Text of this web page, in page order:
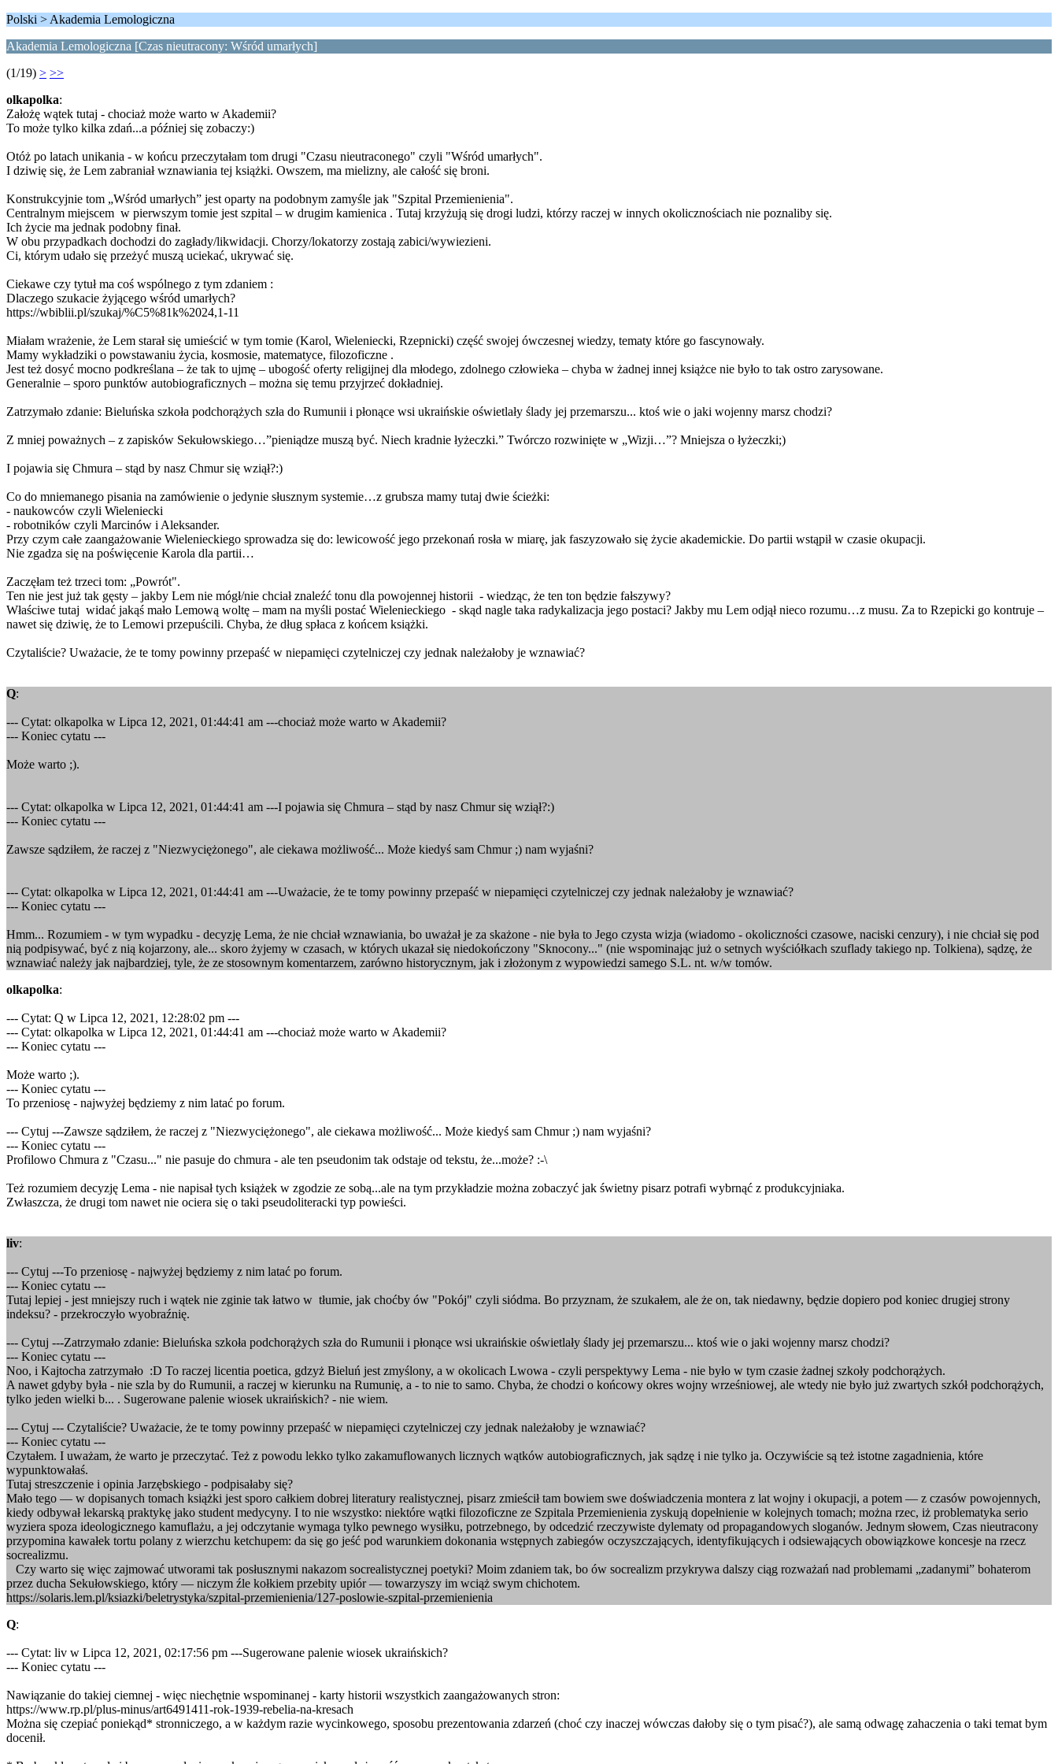
Polski > Akademia Lemologiczna
Akademia Lemologiczna [Czas nieutracony: Wśród umarłych]
(1/19) > >>
olkapolka:
Założę wątek tutaj - chociaż może warto w Akademii?
To może tylko kilka zdań...a później się zobaczy:)
Otóż po latach unikania - w końcu przeczytałam tom drugi "Czasu nieutraconego" czyli "Wśród umarłych".
I dziwię się, że Lem zabraniał wznawiania tej książki. Owszem, ma mielizny, ale całość się broni.
Konstrukcyjnie tom „Wśród umarłych” jest oparty na podobnym zamyśle jak "Szpital Przemienienia".
Centralnym miejscem w pierwszym tomie jest szpital – w drugim kamienica . Tutaj krzyżują się drogi ludzi, którzy raczej w innych okolicznościach nie poznaliby się.
Ich życie ma jednak podobny finał.
W obu przypadkach dochodzi do zagłady/likwidacji. Chorzy/lokatorzy zostają zabici/wywiezieni.
Ci, którym udało się przeżyć muszą uciekać, ukrywać się.
Ciekawe czy tytuł ma coś wspólnego z tym zdaniem :
Dlaczego szukacie żyjącego wśród umarłych?
https://wbiblii.pl/szukaj/%C5%81k%2024,1-11
Miałam wrażenie, że Lem starał się umieścić w tym tomie (Karol, Wieleniecki, Rzepnicki) część swojej ówczesnej wiedzy, tematy które go fascynowały.
Mamy wykładziki o powstawaniu życia, kosmosie, matematyce, filozoficzne .
Jest też dosyć mocno podkreślana – że tak to ujmę – ubogość oferty religijnej dla młodego, zdolnego człowieka – chyba w żadnej innej książce nie było to tak ostro zarysowane.
Generalnie – sporo punktów autobiograficznych – można się temu przyjrzeć dokładniej.
Zatrzymało zdanie: Bieluńska szkoła podchorążych szła do Rumunii i płonące wsi ukraińskie oświetlały ślady jej przemarszu... ktoś wie o jaki wojenny marsz chodzi?
Z mniej poważnych – z zapisków Sekułowskiego…”pieniądze muszą być. Niech kradnie łyżeczki.” Twórczo rozwinięte w „Wizji…”? Mniejsza o łyżeczki;)
I pojawia się Chmura – stąd by nasz Chmur się wziął?:)
Co do mniemanego pisania na zamówienie o jedynie słusznym systemie…z grubsza mamy tutaj dwie ścieżki:
- naukowców czyli Wieleniecki
- robotników czyli Marcinów i Aleksander.
Przy czym całe zaangażowanie Wielenieckiego sprowadza się do: lewicowość jego przekonań rosła w miarę, jak faszyzowało się życie akademickie. Do partii wstąpił w czasie okupacji.
Nie zgadza się na poświęcenie Karola dla partii…
Zaczęłam też trzeci tom: „Powrót".
Ten nie jest już tak gęsty – jakby Lem nie mógł/nie chciał znaleźć tonu dla powojennej historii - wiedząc, że ten ton będzie fałszywy?
Właściwe tutaj widać jakąś mało Lemową woltę – mam na myśli postać Wielenieckiego - skąd nagle taka radykalizacja jego postaci? Jakby mu Lem odjął nieco rozumu…z musu. Za to Rzepicki go kontruje –
nawet się dziwię, że to Lemowi przepuścili. Chyba, że dług spłaca z końcem książki.
Czytaliście? Uważacie, że te tomy powinny przepaść w niepamięci czytelniczej czy jednak należałoby je wznawiać?
Q:
--- Cytat: olkapolka w Lipca 12, 2021, 01:44:41 am ---chociaż może warto w Akademii?
--- Koniec cytatu ---
Może warto ;).
--- Cytat: olkapolka w Lipca 12, 2021, 01:44:41 am ---I pojawia się Chmura – stąd by nasz Chmur się wziął?:)
--- Koniec cytatu ---
Zawsze sądziłem, że raczej z "Niezwyciężonego", ale ciekawa możliwość... Może kiedyś sam Chmur ;) nam wyjaśni?
--- Cytat: olkapolka w Lipca 12, 2021, 01:44:41 am ---Uważacie, że te tomy powinny przepaść w niepamięci czytelniczej czy jednak należałoby je wznawiać?
--- Koniec cytatu ---
Hmm... Rozumiem - w tym wypadku - decyzję Lema, że nie chciał wznawiania, bo uważał je za skażone - nie była to Jego czysta wizja (wiadomo - okoliczności czasowe, naciski cenzury), i nie chciał się pod
nią podpisywać, być z nią kojarzony, ale... skoro żyjemy w czasach, w których ukazał się niedokończony "Sknocony..." (nie wspominając już o setnych wyściółkach szuflady takiego np. Tolkiena), sądzę, że
wznawiać należy jak najbardziej, tyle, że ze stosownym komentarzem, zarówno historycznym, jak i złożonym z wypowiedzi samego S.L. nt. w/w tomów.
olkapolka:
--- Cytat: Q w Lipca 12, 2021, 12:28:02 pm ---
--- Cytat: olkapolka w Lipca 12, 2021, 01:44:41 am ---chociaż może warto w Akademii?
--- Koniec cytatu ---
Może warto ;).
--- Koniec cytatu ---
To przeniosę - najwyżej będziemy z nim latać po forum.
--- Cytuj ---Zawsze sądziłem, że raczej z "Niezwyciężonego", ale ciekawa możliwość... Może kiedyś sam Chmur ;) nam wyjaśni?
--- Koniec cytatu ---
Profilowo Chmura z "Czasu..." nie pasuje do chmura - ale ten pseudonim tak odstaje od tekstu, że...może? :-\
Też rozumiem decyzję Lema - nie napisał tych książek w zgodzie ze sobą...ale na tym przykładzie można zobaczyć jak świetny pisarz potrafi wybrnąć z produkcyjniaka.
Zwłaszcza, że drugi tom nawet nie ociera się o taki pseudoliteracki typ powieści.
liv:
--- Cytuj ---To przeniosę - najwyżej będziemy z nim latać po forum.
--- Koniec cytatu ---
Tutaj lepiej - jest mniejszy ruch i wątek nie zginie tak łatwo w tłumie, jak choćby ów "Pokój" czyli siódma. Bo przyznam, że szukałem, ale że on, tak niedawny, będzie dopiero pod koniec drugiej strony
indeksu? - przekroczyło wyobraźnię.
--- Cytuj ---Zatrzymało zdanie: Bieluńska szkoła podchorążych szła do Rumunii i płonące wsi ukraińskie oświetlały ślady jej przemarszu... ktoś wie o jaki wojenny marsz chodzi?
--- Koniec cytatu ---
Noo, i Kajtocha zatrzymało :D To raczej licentia poetica, gdzyż Bieluń jest zmyślony, a w okolicach Lwowa - czyli perspektywy Lema - nie było w tym czasie żadnej szkoły podchorążych.
A nawet gdyby była - nie szla by do Rumunii, a raczej w kierunku na Rumunię, a - to nie to samo. Chyba, że chodzi o końcowy okres wojny wrześniowej, ale wtedy nie było już zwartych szkół podchorążych,
tylko jeden wielki b... . Sugerowane palenie wiosek ukraińskich? - nie wiem.
--- Cytuj --- Czytaliście? Uważacie, że te tomy powinny przepaść w niepamięci czytelniczej czy jednak należałoby je wznawiać?
--- Koniec cytatu ---
Czytałem. I uważam, że warto je przeczytać. Też z powodu lekko tylko zakamuflowanych licznych wątków autobiograficznych, jak sądzę i nie tylko ja. Oczywiście są też istotne zagadnienia, które
wypunktowałaś.
Tutaj streszczenie i opinia Jarzębskiego - podpisałaby się?
Mało tego — w dopisanych tomach książki jest sporo całkiem dobrej literatury realistycznej, pisarz zmieścił tam bowiem swe doświadczenia montera z lat wojny i okupacji, a potem — z czasów powojennych,
kiedy odbywał lekarską praktykę jako student medycyny. I to nie wszystko: niektóre wątki filozoficzne ze Szpitala Przemienienia zyskują dopełnienie w kolejnych tomach; można rzec, iż problematyka serio
wyziera spoza ideologicznego kamuflażu, a jej odczytanie wymaga tylko pewnego wysiłku, potrzebnego, by odcedzić rzeczywiste dylematy od propagandowych sloganów. Jednym słowem, Czas nieutracony
przypomina kawałek tortu polany z wierzchu ketchupem: da się go jeść pod warunkiem dokonania wstępnych zabiegów oczyszczających, identyfikujących i odsiewających obowiązkowe koncesje na rzecz
socrealizmu.
Czy warto się więc zajmować utworami tak posłusznymi nakazom socrealistycznej poetyki? Moim zdaniem tak, bo ów socrealizm przykrywa dalszy ciąg rozważań nad problemami „zadanymi” bohaterom
przez ducha Sekułowskiego, który — niczym źle kołkiem przebity upiór — towarzyszy im wciąż swym chichotem.
https://solaris.lem.pl/ksiazki/beletrystyka/szpital-przemienienia/127-poslowie-szpital-przemienienia
Q:
--- Cytat: liv w Lipca 12, 2021, 02:17:56 pm ---Sugerowane palenie wiosek ukraińskich?
--- Koniec cytatu ---
Nawiązanie do takiej ciemnej - więc niechętnie wspominanej - karty historii wszystkich zaangażowanych stron:
https://www.rp.pl/plus-minus/art6491411-rok-1939-rebelia-na-kresach
Można się czepiać poniekąd* stronniczego, a w każdym razie wycinkowego, sposobu prezentowania zdarzeń (choć czy inaczej wówczas dałoby się o tym pisać?), ale samą odwagę zahaczenia o taki temat bym
docenił.